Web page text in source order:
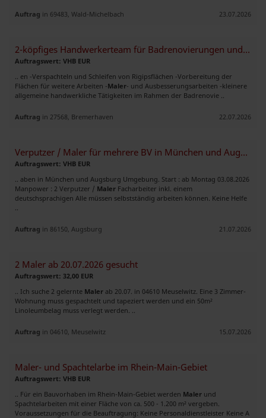
Auftrag in 69483, Wald-Michelbach 23.07.2026
2-köpfiges Handwerkerteam für Badrenovierungen und Innenausbau gesucht
Auftragswert: VHB EUR
.. en -Verspachteln und Schleifen von Rigipsflächen -Vorbereitung der
Flächen für weitere Arbeiten -Maler- und Ausbesserungsarbeiten -kleinere
allgemeine handwerkliche Tätigkeiten im Rahmen der Badrenovie ..
Auftrag in 27568, Bremerhaven 22.07.2026
Verputzer / Maler für mehrere BV in München und Augsburg gesucht
Auftragswert: VHB EUR
.. aben in München und Augsburg Umgebung. Start : ab Montag 03.08.2026
Manpower : 2 Verputzer / Maler Facharbeiter inkl. einem
deutschsprachigen Alle müssen selbstständig arbeiten können. Keine Helfe
Auftrag in 86150, Augsburg 21.07.2026
2 Maler ab 20.07.2026 gesucht
Auftragswert: 32,00 EUR
.. Ich suche 2 gelernte Maler ab 20.07. in 04610 Meuselwitz. Eine 3 Zimmer-
Wohnung muss gespachtelt und tapeziert werden und ein 50m²
Linoleumbelag muss verlegt werden. ..
Auftrag in 04610, Meuselwitz 15.07.2026
Maler- und Spachtelarbe im Rhein-Main-Gebiet
Auftragswert: VHB EUR
.. Für ein Bauvorhaben im Rhein-Main-Gebiet werden Maler und
Spachtelarbeiten mit einer Fläche von ca. 500 - 1.200 m² vergeben.
Voraussetzungen für die Beauftragung: Keine Personaldienstleister Keine A